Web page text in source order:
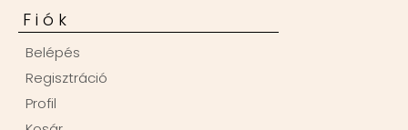
Fiók
Belépés
Regisztráció
Profil